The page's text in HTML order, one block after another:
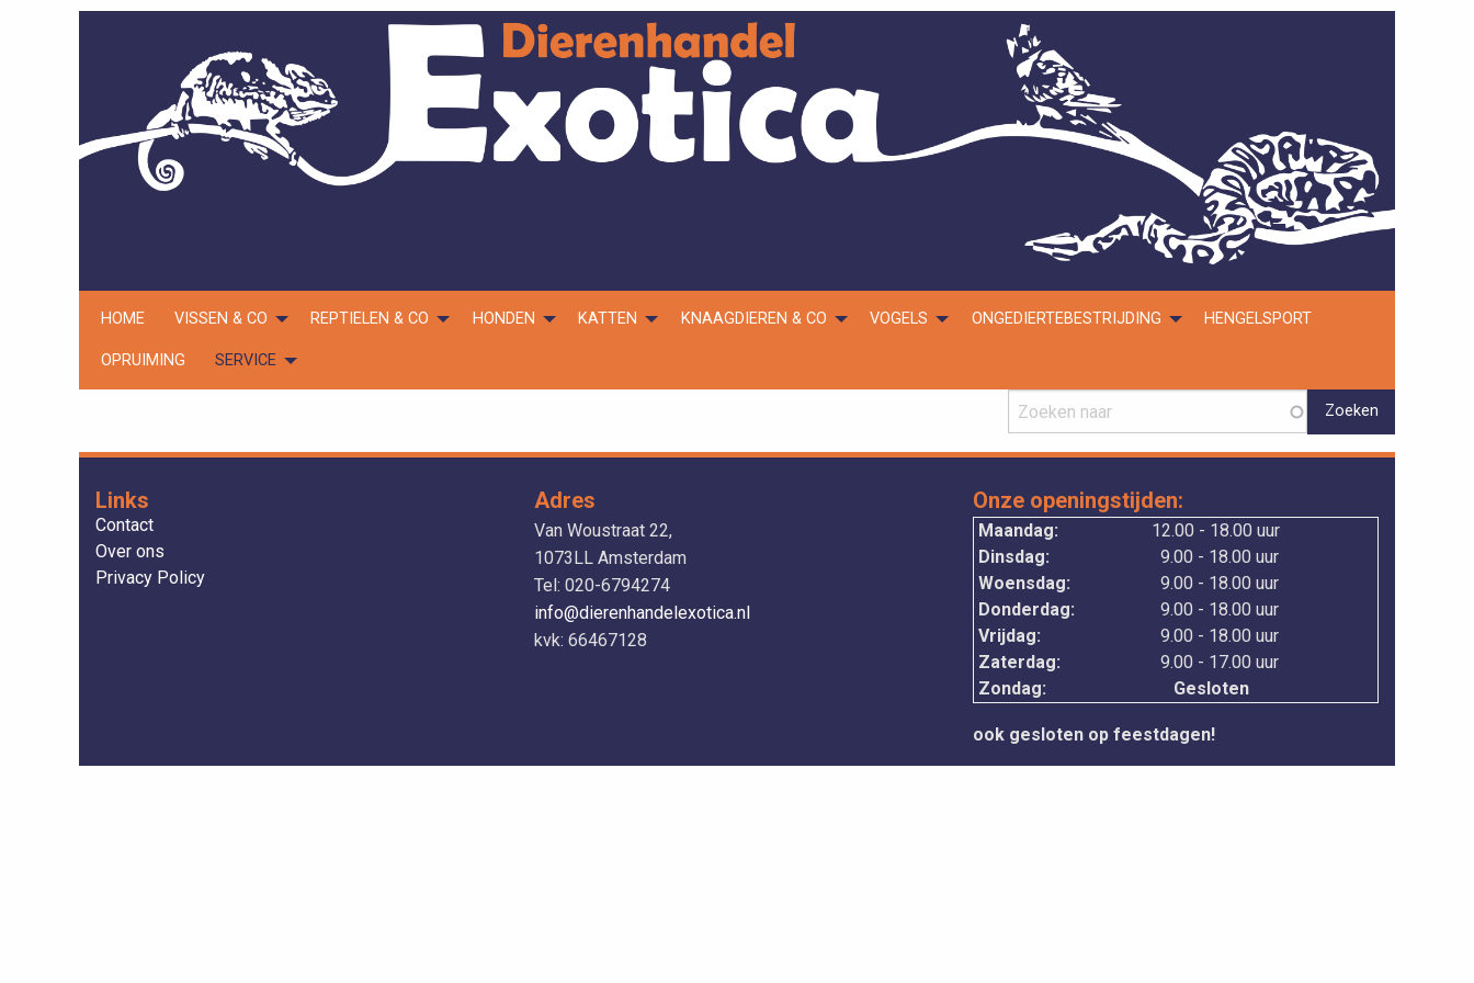
Hoofdnavigatie
HOME VISSEN & CO REPTIELEN & CO HONDEN KATTEN KNAAGDIEREN & CO VOGELS ONGEDIERTEBESTRIJDING HENGELSPORT
OPRUIMING SERVICE
Links
Contact
Over ons
Privacy Policy
Adres
Van Woustraat 22,
1073LL Amsterdam
Tel: 020-6794274
info@dierenhandelexotica.nl
kvk: 66467128
Onze openingstijden:
Maandag:
12.00 - 18.00 uur
Dinsdag:
9.00 - 18.00 uur
Woensdag:
9.00 - 18.00 uur
Donderdag:
9.00 - 18.00 uur
Vrijdag:
9.00 - 18.00 uur
Zaterdag:
9.00 - 17.00 uur
Zondag:
Gesloten
ook gesloten op feestdagen!